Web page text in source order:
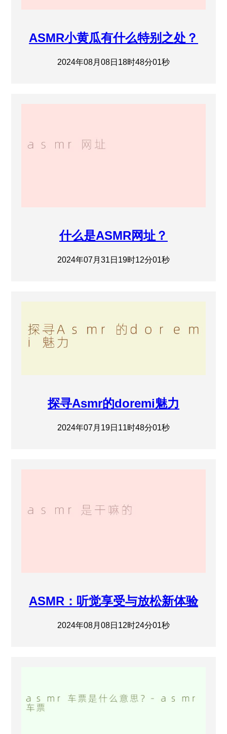
ASMR小黄瓜有什么特别之处？
2024年08月08日18时48分01秒
什么是ASMR网址？
2024年07月31日19时12分01秒
探寻Asmr的doremi魅力
2024年07月19日11时48分01秒
ASMR：听觉享受与放松新体验
2024年08月08日12时24分01秒